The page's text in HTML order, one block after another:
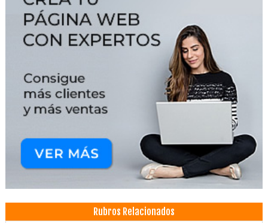
Rubros Relacionados